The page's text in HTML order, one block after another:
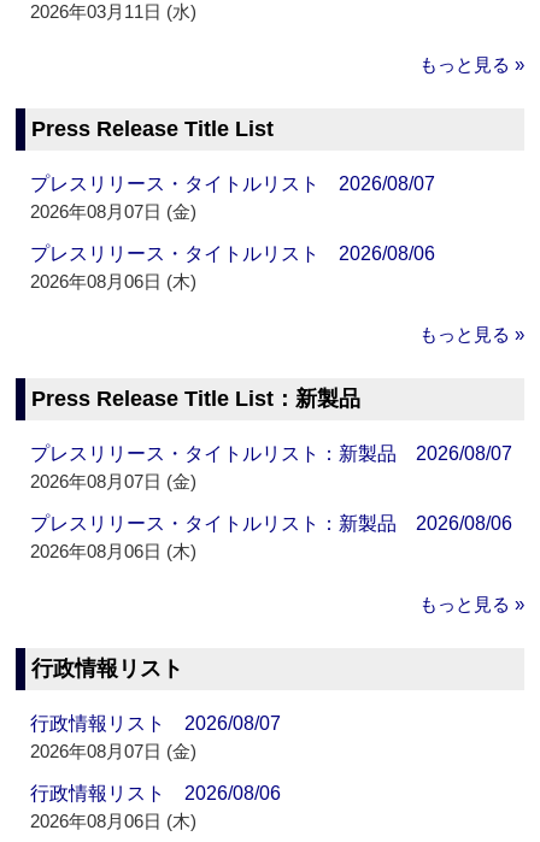
2026年03月11日 (水)
もっと見る »
Press Release Title List
プレスリリース・タイトルリスト 2026/08/07
2026年08月07日 (金)
プレスリリース・タイトルリスト 2026/08/06
2026年08月06日 (木)
もっと見る »
Press Release Title List：新製品
プレスリリース・タイトルリスト：新製品 2026/08/07
2026年08月07日 (金)
プレスリリース・タイトルリスト：新製品 2026/08/06
2026年08月06日 (木)
もっと見る »
行政情報リスト
行政情報リスト 2026/08/07
2026年08月07日 (金)
行政情報リスト 2026/08/06
2026年08月06日 (木)